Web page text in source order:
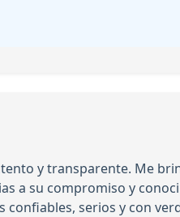
y transparente. Me
a su compromiso y
serios y con